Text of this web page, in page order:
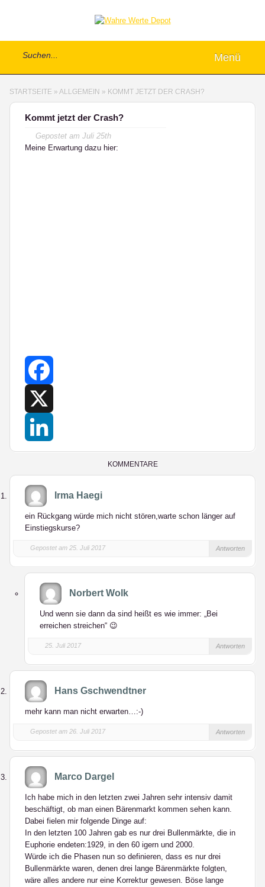
Menü
STARTSEITE » ALLGEMEIN » KOMMT JETZT DER CRASH?
Kommt jetzt der Crash?
Gepostet am Juli 25th
Meine Erwartung dazu hier:
Facebook
KOMMENTARE
Irma Haegi
ein Rückgang würde mich nicht stören,warte schon länger auf
Einstiegskurse?
Gepostet am 25. Juli 2017 Antworten
Norbert Wolk
Und wenn sie dann da sind heißt es wie immer: „Bei
erreichen streichen“ 😉
25. Juli 2017 Antworten
Hans Gschwendtner
mehr kann man nicht erwarten…:-)
Gepostet am 26. Juli 2017 Antworten
Marco Dargel
Ich habe mich in den letzten zwei Jahren sehr intensiv damit
beschäftigt, ob man einen Bärenmarkt kommen sehen kann.
Dabei fielen mir folgende Dinge auf:
In den letzten 100 Jahren gab es nur drei Bullenmärkte, die in
Euphorie endeten:1929, in den 60 igern und 2000.
Würde ich die Phasen nun so definieren, dass es nur drei
Bullenmärkte waren, denen drei lange Bärenmärkte folgten,
wäre alles andere nur eine Korrektur gewesen. Böse lange